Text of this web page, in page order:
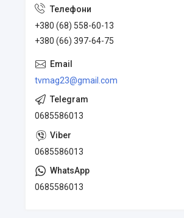
+380 (68) 558-60-13
+380 (66) 397-64-75
tvmag23@gmail.com
0685586013
0685586013
0685586013